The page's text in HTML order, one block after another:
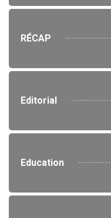
RÉCAP
Editorial
Education